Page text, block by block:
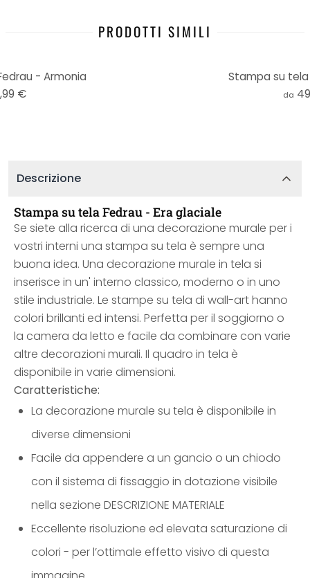
PRODOTTI SIMILI
- Armonia
€
Stampa su
da
Descrizione
Stampa su tela Fedrau - Era glaciale
Se siete alla ricerca di una decorazione murale per i
vostri interni una stampa su tela è sempre una
buona idea. Una decorazione murale in tela si
inserisce in un' interno classico, moderno o in uno
stile industriale. Le stampe su tela di wall-art hanno
colori brillanti ed intensi. Perfetta per il soggiorno o
la camera da letto e facile da combinare con varie
altre decorazioni murali. Il quadro in tela è
disponibile in varie dimensioni.
Caratteristiche:
La decorazione murale su tela è disponibile in
diverse dimensioni
Facile da appendere a un gancio o un chiodo
con il sistema di fissaggio in dotazione visibile
nella sezione DESCRIZIONE MATERIALE
Eccellente risoluzione ed elevata saturazione di
colori - per l’ottimale effetto visivo di questa